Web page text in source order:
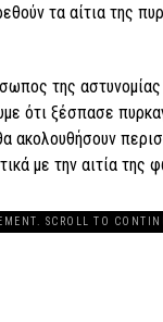
τα αίτια της
της
ότι ξέσπασε
ακολουθήσουν
με την αιτία της
SCROLL TO